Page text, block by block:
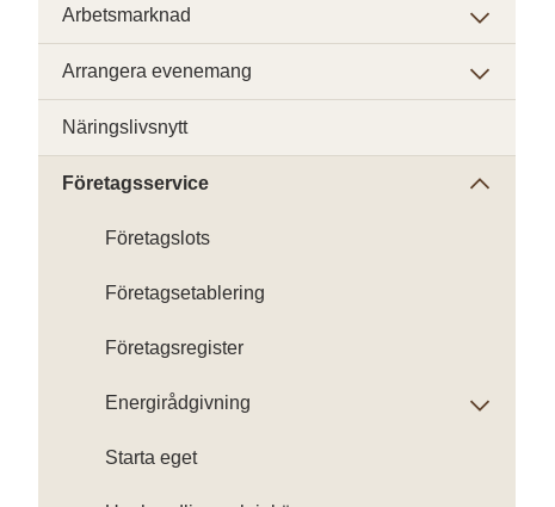
Arbetsmarknad
Arrangera evenemang
Näringslivsnytt
Företagsservice
Företagslots
Företagsetablering
Företagsregister
Energirådgivning
Starta eget